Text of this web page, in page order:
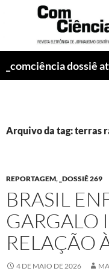
_comciência dossiê
Arquivo da tag: terras
REPORTAGEM, _DOSSIÊ 269
BRASIL
GARGALO
RELAÇÃO
4 DE MAIO DE 2026